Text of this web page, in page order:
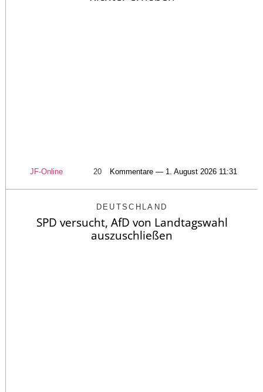
JF-Online 20 Kommentare — 1. August 2026 11:31
DEUTSCHLAND
SPD versucht, AfD von Landtagswahl
auszuschließen